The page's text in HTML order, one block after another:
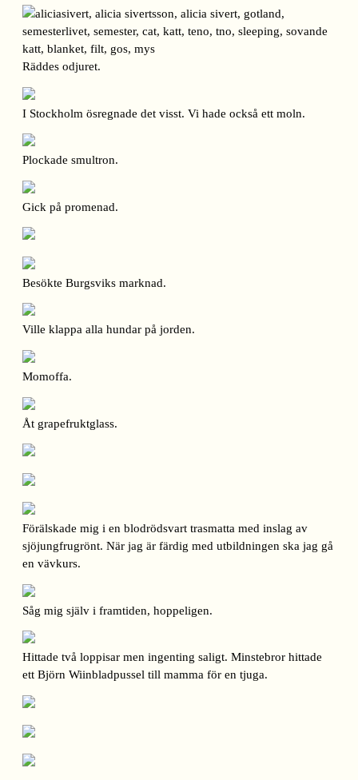
Räddes odjuret.
I Stockholm ösregnade det visst. Vi hade också ett moln.
Plockade smultron.
Gick på promenad.
Besökte Burgsviks marknad.
Ville klappa alla hundar på jorden.
Momoffa.
Åt grapefruktglass.
Förälskade mig i en blodrödsvart trasmatta med inslag av
sjöjungfrugrönt. När jag är färdig med utbildningen ska jag gå
en vävkurs.
Såg mig själv i framtiden, hoppeligen.
Hittade två loppisar men ingenting saligt. Minstebror hittade
ett Björn Wiinbladpussel till mamma för en tjuga.